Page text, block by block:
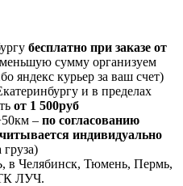
бесплатно при заказе от
меньшую сумму организуем
яндекс курьер за ваш счет)
и в пределах
от 1 500руб
– по согласованию
индивидуально
груза)
Челябинск, Тюмень, Пермь,
ЛУЧ.